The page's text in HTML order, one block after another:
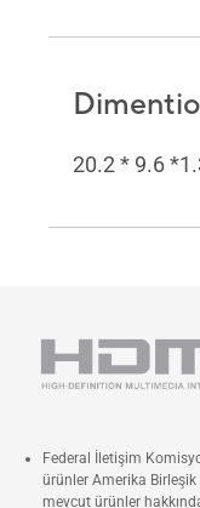
20.2 * 9.6
Federal İletişim
ürünler Amerika Birleşik
mevcut ürünler